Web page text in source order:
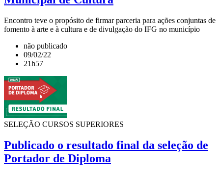
Encontro teve o propósito de firmar parceria para ações conjuntas de
fomento à arte e à cultura e de divulgação do IFG no município
não publicado
09/02/22
21h57
SELEÇÃO CURSOS SUPERIORES
Publicado o resultado final da seleção de
Portador de Diploma